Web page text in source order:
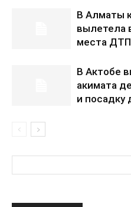
В Алматы
вылетела
места ДТП
В Актобе
акимата
и посадку